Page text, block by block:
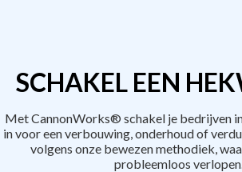
SCHAKEL EEN
Met CannonWorks® schakel je bedrijven
in voor een verbouwing, onderhoud of
volgens onze bewezen methodiek,
probleemloos